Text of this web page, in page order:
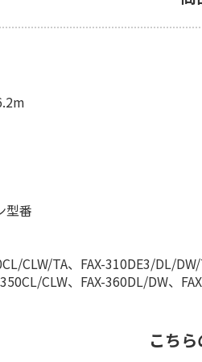
型番
CLW/TA、FAX-310DE3/DL/
CLW、FAX-360DL/DW、
こち